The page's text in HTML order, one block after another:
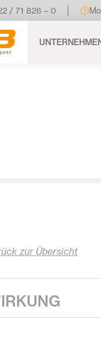
/ 71 826 – 0
zur Übersicht